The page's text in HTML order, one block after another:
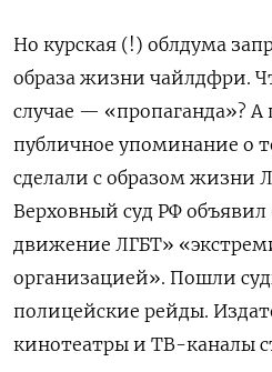
Но курская (!) облдума
образа жизни чайлдфри.
случае — «пропаганда»? А
публичное упоминание о
сделали с образом жизни
Верховный суд РФ
движение ЛГБТ»
организацией». Пошли
полицейские рейды.
кинотеатры и ТВ-каналы